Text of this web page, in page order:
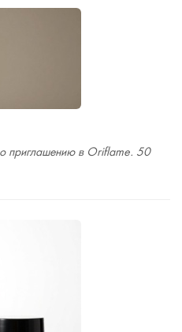
приглашению в Oriflame. 50